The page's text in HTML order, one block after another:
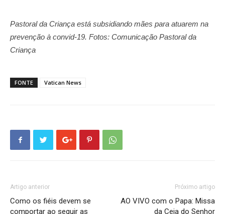
Pastoral da Criança está subsidiando mães para atuarem na
prevenção à convid-19. Fotos: Comunicação Pastoral da
Criança
FONTE Vatican News
Artigo anterior
Como os fiéis devem se
comportar ao seguir as
Próximo artigo
AO VIVO com o Papa: Missa
da Ceia do Senhor